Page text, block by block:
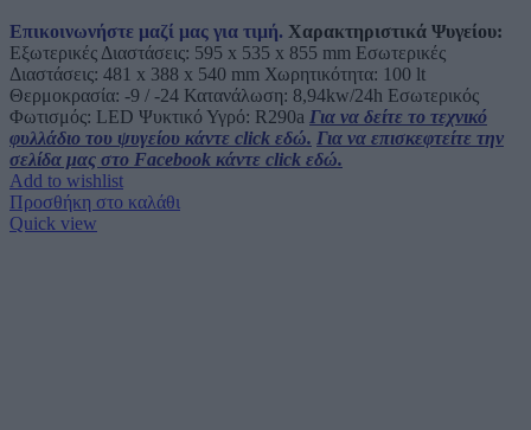
Επικοινωνήστε μαζί μας για τιμή. Χαρακτηριστικά Ψυγείου:
Εξωτερικές Διαστάσεις: 595 x 535 x 855 mm Εσωτερικές
Διαστάσεις: 481 x 388 x 540 mm Χωρητικότητα: 100 lt
Θερμοκρασία: -9 / -24 Κατανάλωση: 8,94kw/24h Εσωτερικός
Φωτισμός: LED Ψυκτικό Υγρό: R290a Για να δείτε το τεχνικό
φυλλάδιο του ψυγείου κάντε click εδώ. Για να επισκεφτείτε την
σελίδα μας στο Facebook κάντε click εδώ.
Add to wishlist
Προσθήκη στο καλάθι
Quick view